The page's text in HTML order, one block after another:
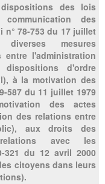
des lois
des
78-753 du 17 juillet
mesures
entre l'administration
d'ordre
à la motivation des
587 du 11 juillet 1979
des actes
des relations entre
aux droits des
avec les
321 du 12 avril 2000
citoyens dans leurs